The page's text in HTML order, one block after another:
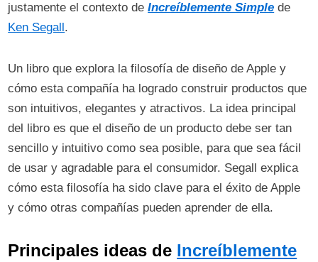
justamente el contexto deIncreíblemente Simple de
Ken Segall.
Un libro que explora la filosofía de diseño de Apple y
cómo esta compañía ha logrado construir productos que
son intuitivos, elegantes y atractivos. La idea principal
del libro es que el diseño de un producto debe ser tan
sencillo y intuitivo como sea posible, para que sea fácil
de usar y agradable para el consumidor. Segall explica
cómo esta filosofía ha sido clave para el éxito de Apple
y cómo otras compañías pueden aprender de ella.
Principales ideas de Increíblemente